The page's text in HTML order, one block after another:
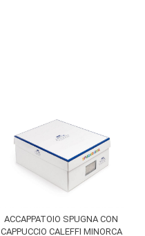
ACCAPPATOIO SPUGNA CON
CAPPUCCIO CALEFFI MINORCA